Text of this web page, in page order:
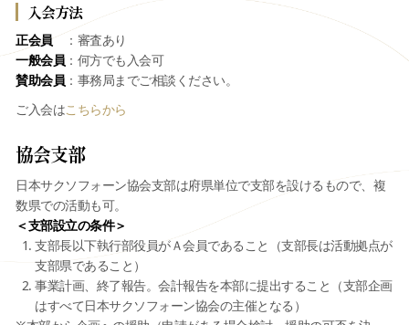
入会方法
正会員：審査あり
一般会員 ：何方でも入会可
賛助会員 ：事務局までご相談ください。
ご入会はこちらから
協会支部
日本サクソフォーン協会支部は府県単位で支部を設けるもので、複
数県での活動も可。
＜支部設立の条件＞
支部長以下執行部役員がＡ会員であること（支部長は活動拠点が
支部県であること）
事業計画、終了報告。会計報告を本部に提出すること（支部企画
はすべて日本サクソフォーン協会の主催となる）